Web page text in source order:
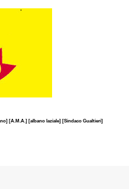
[A.M.A.] [albano laziale] [Sindaco Gualtieri]